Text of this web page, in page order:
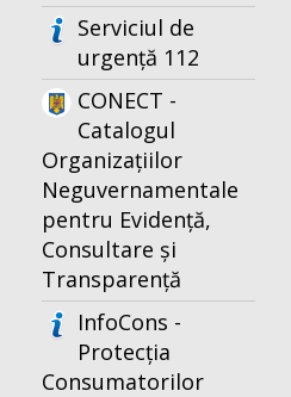
Serviciul de
urgență 112
CONECT -
Catalogul
Organizațiilor
Neguvernamentale
pentru Evidență,
Consultare și
Transparență
InfoCons -
Protecția
Consumatorilor